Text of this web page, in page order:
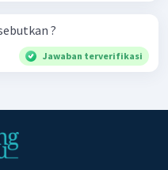
?
Jawaban terverifikasi